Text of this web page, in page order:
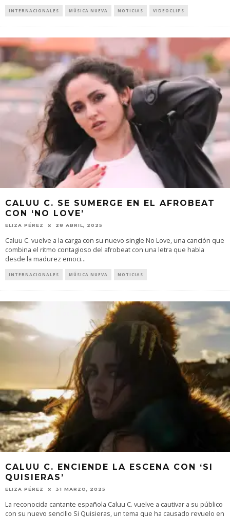
INTERNACIONALES MÚSICA NUEVA NOTICIAS VIDEOCLIPS
CALUU C. SE SUMERGE EN EL AFROBEAT
CON ‘NO LOVE’
ELIZA PÉREZ 28 ABRIL, 2025
Caluu C. vuelve a la carga con su nuevo single No Love, una canción que
combina el ritmo contagioso del afrobeat con una letra que habla
desde la madurez emoci...
INTERNACIONALES MÚSICA NUEVA NOTICIAS
CALUU C. ENCIENDE LA ESCENA CON ‘SI
QUISIERAS’
ELIZA PÉREZ 31 MARZO, 2025
La reconocida cantante española Caluu C. vuelve a cautivar a su público
con su nuevo sencillo Si Quisieras, un tema que ha causado revuelo en